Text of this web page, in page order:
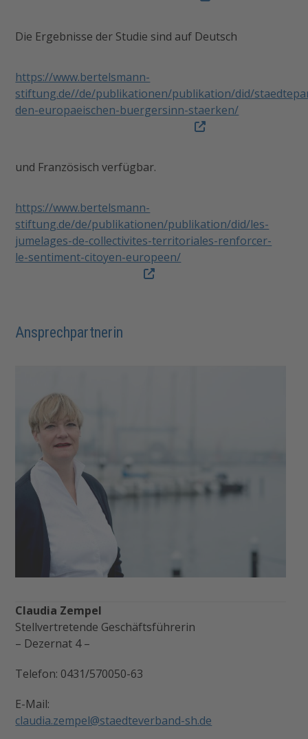
Die Ergebnisse der Studie sind auf Deutsch
https://www.bertelsmann-
stiftung.de//de/publikationen/publikation/did/
den-europaeischen-buergersinn-staerken/
und Französisch verfügbar.
https://www.bertelsmann-
stiftung.de/de/publikationen/publikation/did/les-
jumelages-de-collectivites-territoriales-renforcer-
le-sentiment-citoyen-europeen/
Ansprechpartnerin
Claudia Zempel
Stellvertretende Geschäftsführerin
– Dezernat 4 –
Telefon: 0431/570050-63
E-Mail:
claudia.zempel@staedteverband-sh.de